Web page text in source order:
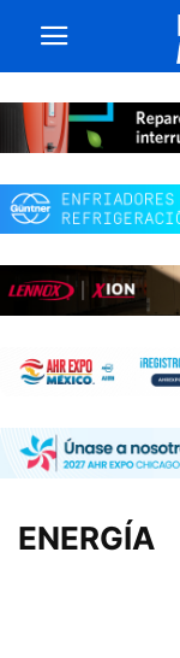
ENERGÍA